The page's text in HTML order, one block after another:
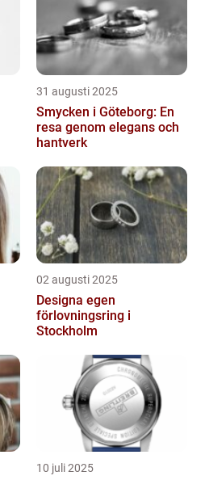
31 augusti 2025
Smycken i Göteborg: En
resa genom elegans och
hantverk
02 augusti 2025
Designa egen
förlovningsring i
Stockholm
10 juli 2025